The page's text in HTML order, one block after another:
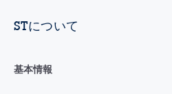
STについて
基本情報